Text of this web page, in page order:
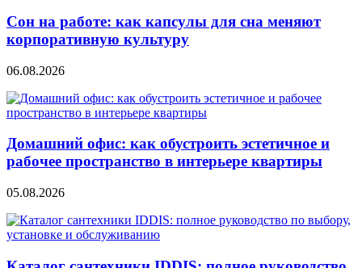
Сон на работе: как капсулы для сна меняют
корпоративную культуру
06.08.2026
Домашний офис: как обустроить эстетичное и
рабочее пространство в интерьере квартиры
05.08.2026